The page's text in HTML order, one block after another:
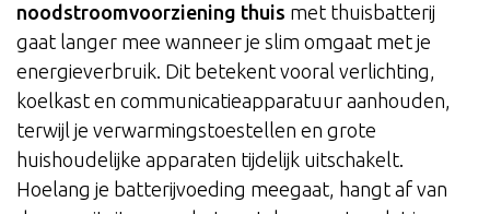
noodstroomvoorziening thuis met thuisbatterij
gaat langer mee wanneer je slim omgaat met je
energieverbruik. Dit betekent vooral verlichting,
koelkast en communicatieapparatuur aanhouden,
terwijl je verwarmingstoestellen en grote
huishoudelijke apparaten tijdelijk uitschakelt.
Hoelang je batterijvoeding meegaat, hangt af van